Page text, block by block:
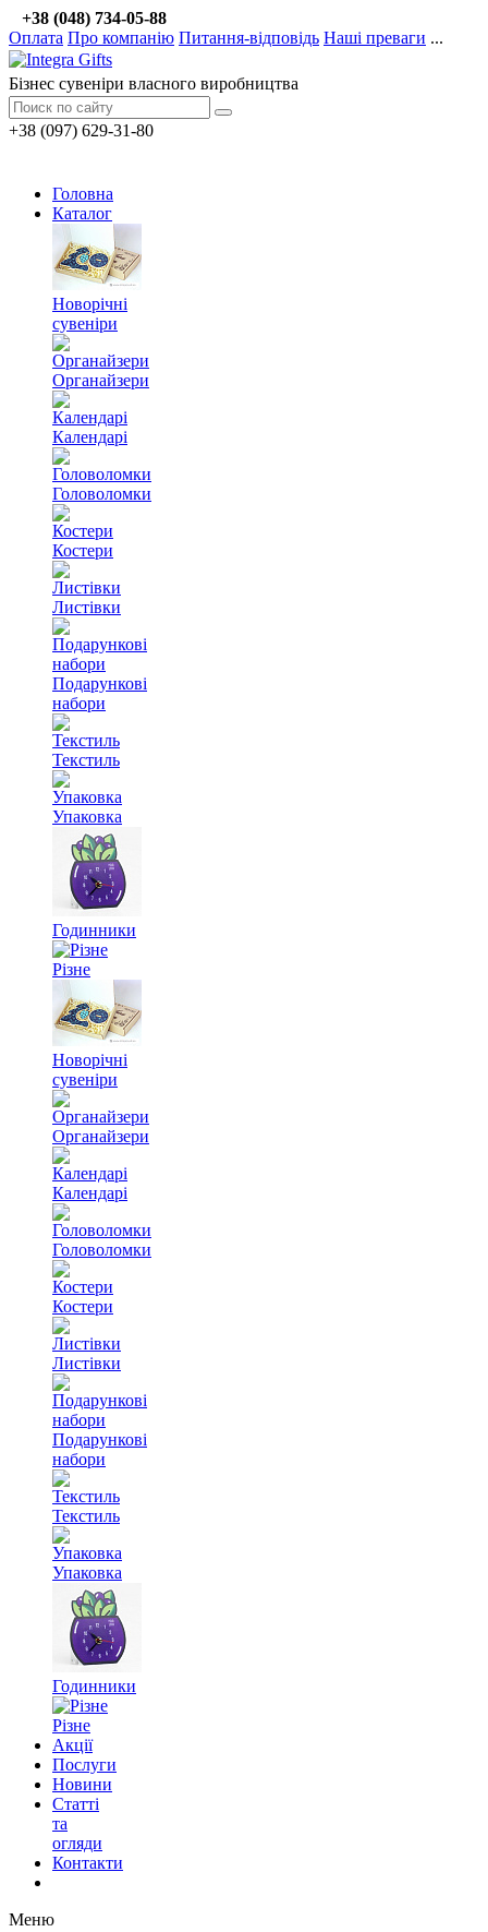
+38 (048) 734-05-88
Оплата Про компанію Питання-відповідь Наші преваги ...
Бізнес сувеніри власного виробництва
+38 (097) 629-31-80
Головна
Каталог
Новорічні
сувеніри
Органайзери
Календарі
Головоломки
Костери
Листівки
Подарункові
набори
Текстиль
Упаковка
Годинники
Різне
Новорічні
сувеніри
Органайзери
Календарі
Головоломки
Костери
Листівки
Подарункові
набори
Текстиль
Упаковка
Годинники
Різне
Акції
Послуги
Новини
Статті
та
огляди
Контакти
Меню